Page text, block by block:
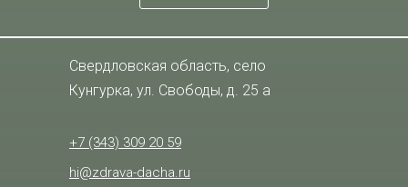
Свердловская область, село
Кунгурка, ул. Свободы, д. 25 а
+7 (343) 309 20 59
hi@zdrava-dacha.ru